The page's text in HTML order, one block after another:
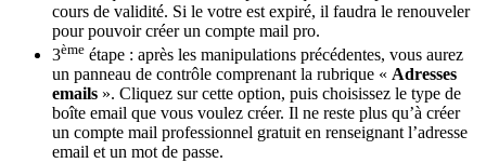
cours de validité. Si le votre est expiré, il faudra le renouveler
pour pouvoir créer un compte mail pro.
3ème étape : après les manipulations précédentes, vous aurez
un panneau de contrôle comprenant la rubrique « Adresses
emails ». Cliquez sur cette option, puis choisissez le type de
boîte email que vous voulez créer. Il ne reste plus qu’à créer
un compte mail professionnel gratuit en renseignant l’adresse
email et un mot de passe.